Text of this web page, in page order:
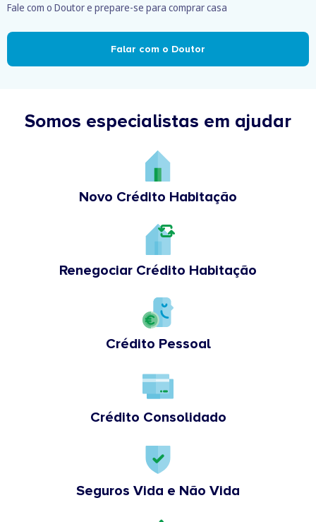
Fale com o Doutor e prepare-se para comprar casa
Falar com o Doutor
Somos especialistas em ajudar
Novo Crédito Habitação
Renegociar Crédito Habitação
Crédito Pessoal
Crédito Consolidado
Seguros Vida e Não Vida